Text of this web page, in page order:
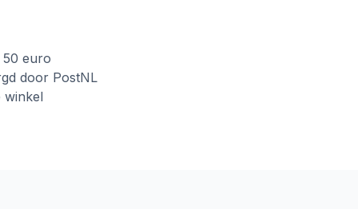
50 euro
door PostNL
winkel